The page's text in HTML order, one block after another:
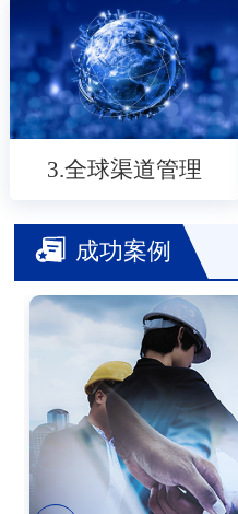
3.全球渠道管理
成功案例